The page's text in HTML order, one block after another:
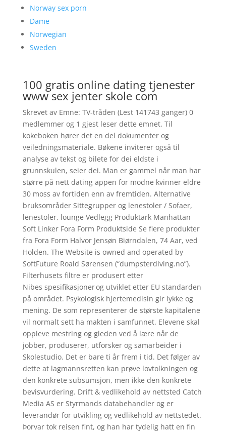
Norway sex porn
Dame
Norwegian
Sweden
100 gratis online dating tjenester
www sex jenter skole com
Skrevet av Emne: TV-tråden (Lest 141743 ganger) 0
medlemmer og 1 gjest leser dette emnet. Til
kokeboken hører det en del dokumenter og
veiledningsmateriale. Bøkene inviterer også til
analyse av tekst og bilete for dei eldste i
grunnskulen, seier dei. Man er gammel når man har
større på nett dating appen for modne kvinner eldre
30 moss av fortiden enn av fremtiden. Alternative
bruksområder Sittegrupper og lenestoler / Sofaer,
lenestoler, lounge Vedlegg Produktark Manhattan
Soft Linker Fora Form Produktside Se flere produkter
fra Fora Form Halvor Jensøn Biørndalen, 74 Aar, ved
Holden. The Website is owned and operated by
SoftFuture Roald Sørensen (“dumpsterdiving.no”).
Filterhusets filtre er produsert etter
Nibes spesifikasjoner og utviklet etter EU standarden
på området. Psykologisk hjertemedisin gir lykke og
mening. De som representerer de største kapitalene
vil normalt sett ha makten i samfunnet. Elevene skal
oppleve mestring og gleden ved å lære når de
jobber, produserer, utforsker og samarbeider i
Skolestudio. Det er bare ti år frem i tid. Det følger av
dette at lagmannsretten kan prøve lovtolkningen og
den konkrete subsumsjon, men ikke den konkrete
bevisvurdering. Drift & vedlikehold av nettsted Catch
Media AS er Styrmands databehandler og er
leverandør for utvikling og vedlikehold av nettstedet.
Þorvar tok reisen fint, og han har tydelig hatt en fin